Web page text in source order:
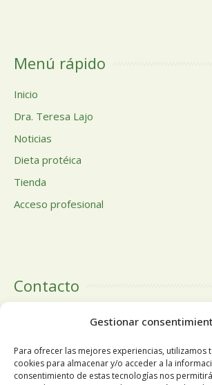
Gestionar
Para ofrecer las mejores experiencias, utilizamos
cookies para almacenar y/o acceder a la
consentimiento de estas tecnologías nos
Menú rápido
Inicio
Dra. Teresa Lajo
Noticias
Dieta protéica
Tienda
Acceso profesional
Contacto
Calle Doctor Calero, 19 Centro